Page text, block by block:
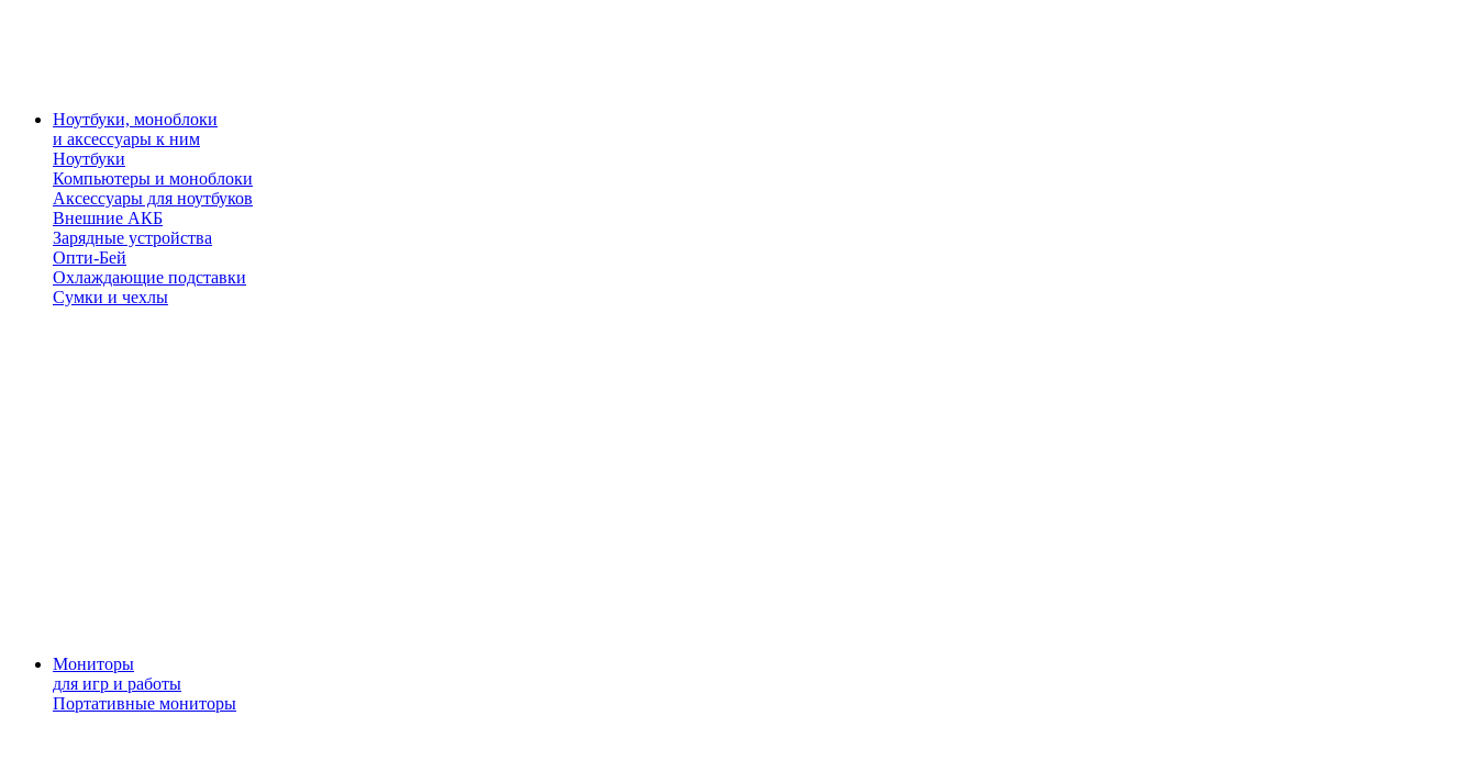
Ноутбуки, моноблоки
и аксессуары к ним
Ноутбуки
Компьютеры и моноблоки
Аксессуары для ноутбуков
Внешние АКБ
Зарядные устройства
Опти-Бей
Охлаждающие подставки
Сумки и чехлы
Мониторы
для игр и работы
Портативные мониторы